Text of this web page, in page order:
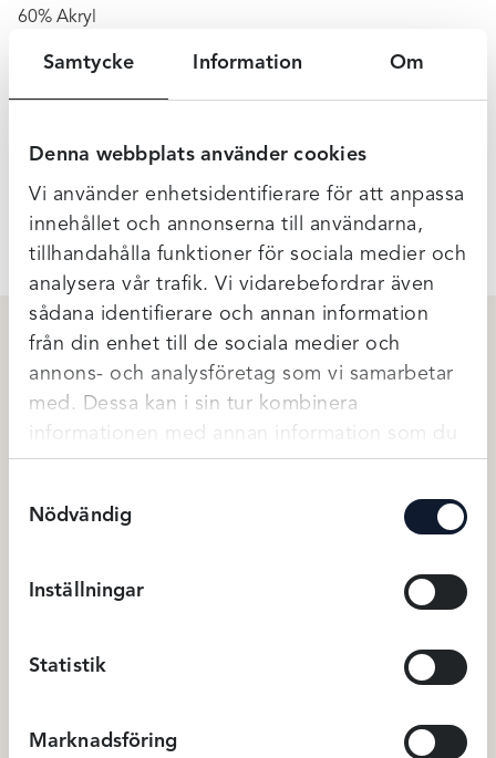
Samtycke Information Om
Denna webbplats använder cookies
Vi använder enhetsidentifierare för att anpassa
innehållet och annonserna till användarna,
tillhandahålla funktioner för sociala medier och
analysera vår trafik. Vi vidarebefordrar även
sådana identifierare och annan information
från din enhet till de sociala medier och
annons- och analysföretag som vi samarbetar
med. Dessa kan i sin tur kombinera
informationen med annan information som du
har tillhandahållit eller som de har samlat in
Nödvändig
Inställningar
Statistik
Marknadsföring
60% Akryl
10% Alpacka
8% polyamid
Ytterligare Information
Relaterade produkter
Raggsocka Ull 70% – Rosa Ullsocka 2-pack – Grå
Det
Det